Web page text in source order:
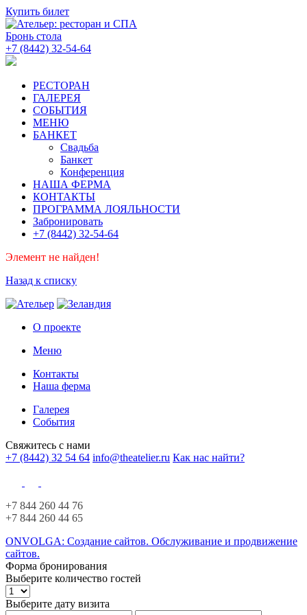
Купить билет
Бронь стола
+7 (8442) 32-54-64
РЕСТОРАН
ГАЛЕРЕЯ
СОБЫТИЯ
МЕНЮ
БАНКЕТ
Свадьба
Банкет
Конференция
НАША ФЕРМА
КОНТАКТЫ
ПРОГРАММА ЛОЯЛЬНОСТИ
Забронировать
+7 (8442) 32-54-64
Элемент не найден!
Назад к списку
О проекте
Меню
Контакты
Наша ферма
Галерея
События
Свяжитесь с нами
+7 (8442) 32 54 64 info@theatelier.ru Как нас найти?
+7 844 260 44 76
+7 844 260 44 65
ONVOLGA: Создание сайтов. Обслуживание и продвижение
сайтов.
Форма бронирования
Выберите количество гостей
Выберите дату визита